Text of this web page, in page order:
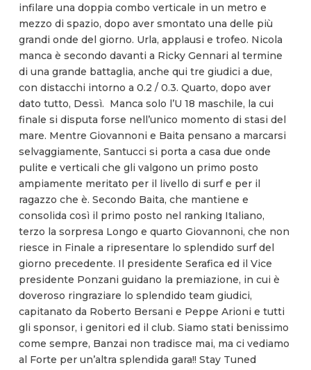
infilare una doppia combo verticale in un metro e
mezzo di spazio, dopo aver smontato una delle più
grandi onde del giorno. Urla, applausi e trofeo. Nicola
manca è secondo davanti a Ricky Gennari al termine
di una grande battaglia, anche qui tre giudici a due,
con distacchi intorno a 0.2 / 0.3. Quarto, dopo aver
dato tutto, Dessì. Manca solo l’U 18 maschile, la cui
finale si disputa forse nell’unico momento di stasi del
mare. Mentre Giovannoni e Baita pensano a marcarsi
selvaggiamente, Santucci si porta a casa due onde
pulite e verticali che gli valgono un primo posto
ampiamente meritato per il livello di surf e per il
ragazzo che è. Secondo Baita, che mantiene e
consolida così il primo posto nel ranking Italiano,
terzo la sorpresa Longo e quarto Giovannoni, che non
riesce in Finale a ripresentare lo splendido surf del
giorno precedente. Il presidente Serafica ed il Vice
presidente Ponzani guidano la premiazione, in cui è
doveroso ringraziare lo splendido team giudici,
capitanato da Roberto Bersani e Peppe Arioni e tutti
gli sponsor, i genitori ed il club. Siamo stati benissimo
come sempre, Banzai non tradisce mai, ma ci vediamo
al Forte per un’altra splendida gara!! Stay Tuned